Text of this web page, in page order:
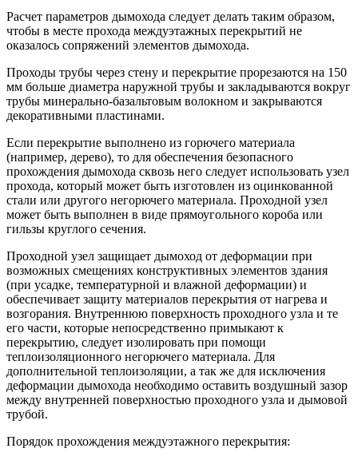
Расчет параметров дымохода следует делать таким образом,
чтобы в месте прохода междуэтажных перекрытий не
оказалось сопряжений элементов дымохода.
Проходы трубы через стену и перекрытие прорезаются на 150
мм больше диаметра наружной трубы и закладываются вокруг
трубы минерально-базальтовым волокном и закрываются
декоративными пластинами.
Если перекрытие выполнено из горючего материала
(например, дерево), то для обеспечения безопасного
прохождения дымохода сквозь него следует использовать узел
прохода, который может быть изготовлен из оцинкованной
стали или другого негорючего материала. Проходной узел
может быть выполнен в виде прямоугольного короба или
гильзы круглого сечения.
Проходной узел защищает дымоход от деформации при
возможных смещениях конструктивных элементов здания
(при усадке, температурной и влажной деформации) и
обеспечивает защиту материалов перекрытия от нагрева и
возгорания. Внутреннюю поверхность проходного узла и те
его части, которые непосредственно примыкают к
перекрытию, следует изолировать при помощи
теплоизоляционного негорючего материала. Для
дополнительной теплоизоляции, а так же для исключения
деформации дымохода необходимо оставить воздушный зазор
между внутренней поверхностью проходного узла и дымовой
трубой.
Порядок прохождения междуэтажного перекрытия: